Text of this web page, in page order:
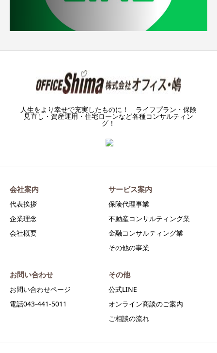
人生をより幸せで充実したものに！ ライフプラン・保険
見直し・資産運用・住宅ローンなど各種コンサルティン
グ！
会社案内
代表挨拶
企業理念
会社概要
サービス案内
保険代理事業
不動産コンサルティング業
金融コンサルティング業
その他の事業
お問い合わせ
お問い合わせページ
電話043-441-5011
その他
公式LINE
オンライン商談のご案内
ご相談の流れ